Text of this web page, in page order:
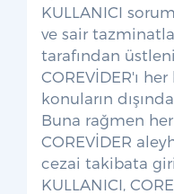
KULLANICI
ve sair
tarafından
COREVİDER'ı
konuların
Buna rağmen
COREVİDER
cezai takibata
KULLANICI,